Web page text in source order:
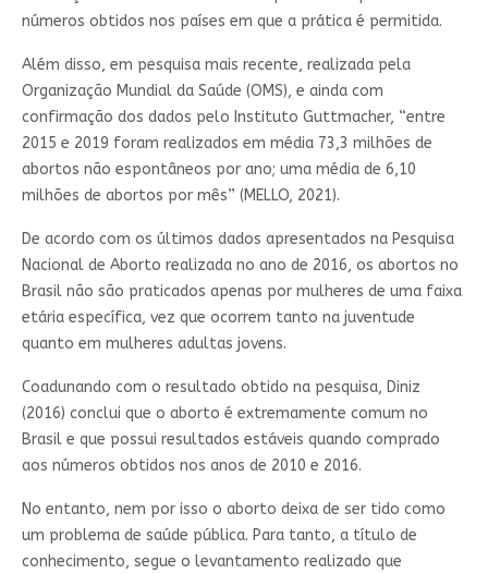
números obtidos nos países em que a prática é permitida.
Além disso, em pesquisa mais recente, realizada pela
Organização Mundial da Saúde (OMS), e ainda com
confirmação dos dados pelo Instituto Guttmacher, “entre
2015 e 2019 foram realizados em média 73,3 milhões de
abortos não espontâneos por ano; uma média de 6,10
milhões de abortos por mês” (MELLO, 2021).
De acordo com os últimos dados apresentados na Pesquisa
Nacional de Aborto realizada no ano de 2016, os abortos no
Brasil não são praticados apenas por mulheres de uma faixa
etária específica, vez que ocorrem tanto na juventude
quanto em mulheres adultas jovens.
Coadunando com o resultado obtido na pesquisa, Diniz
(2016) conclui que o aborto é extremamente comum no
Brasil e que possui resultados estáveis quando comprado
aos números obtidos nos anos de 2010 e 2016.
No entanto, nem por isso o aborto deixa de ser tido como
um problema de saúde pública. Para tanto, a título de
conhecimento, segue o levantamento realizado que